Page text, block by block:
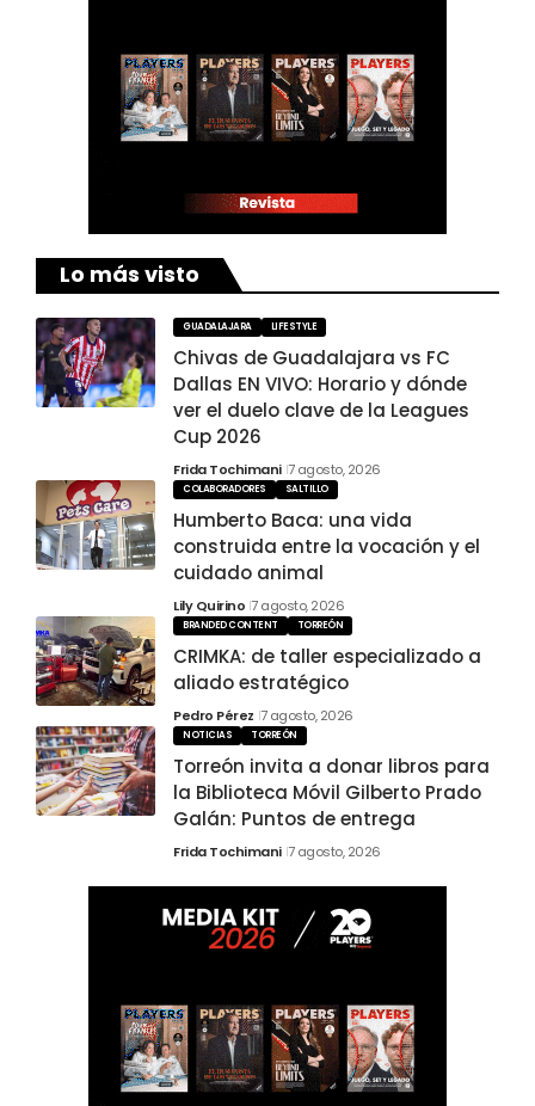
Lo más visto
GUADALAJARA LIFESTYLE
Chivas de Guadalajara vs FC
Dallas EN VIVO: Horario y dónde
ver el duelo clave de la Leagues
Cup 2026
Frida Tochimani 7 agosto, 2026
COLABORADORES SALTILLO
Humberto Baca: una vida
construida entre la vocación y el
cuidado animal
Lily Quirino 7 agosto, 2026
BRANDED CONTENT TORREÓN
CRIMKA: de taller especializado a
aliado estratégico
Pedro Pérez 7 agosto, 2026
NOTICIAS TORREÓN
Torreón invita a donar libros para
la Biblioteca Móvil Gilberto Prado
Galán: Puntos de entrega
Frida Tochimani 7 agosto, 2026